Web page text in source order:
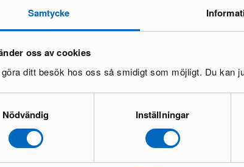
Samtycke
oss av cookies
ditt besök hos oss så smidigt som möjligt. Du kan
Nödvändig Inställningar